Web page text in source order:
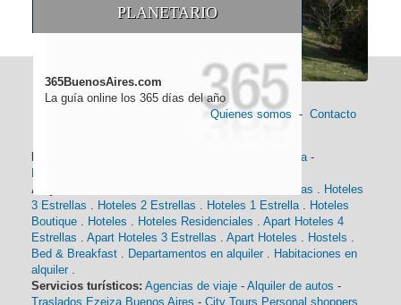
PLANETARIO
365BuenosAires.com
La guía online los 365 días del año
Quienes somos - Contacto
Información general: Historia -
Distancias
Alojamiento:
Hoteles 4 Estrellas
Hoteles
3 Estrellas
Hoteles 2 Estrellas Hoteles 1 Estrella
Hoteles
Boutique
Hoteles Hoteles Residenciales
Apart Hoteles 4
Estrellas
Apart Hoteles 3 Estrellas Apart Hoteles Hostels
Bed & Breakfast
Departamentos en alquiler
Habitaciones en
alquiler
Servicios turísticos: Agencias de viaje - Alquiler de autos -
Traslados Ezeiza Buenos Aires - City Tours Personal shoppers